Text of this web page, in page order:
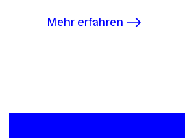
Mehr erfahren